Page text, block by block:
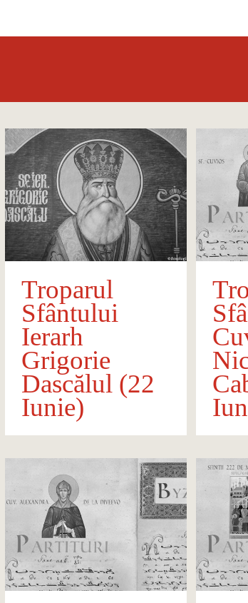
Troparul
Sfântului
Ierarh
Grigorie
Dascălul (22
Iunie)